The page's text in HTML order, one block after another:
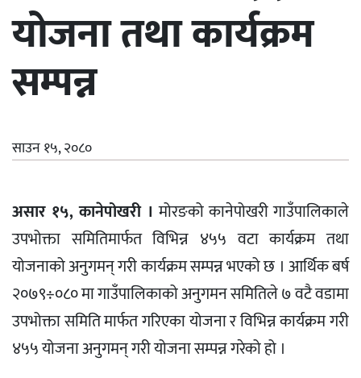
योजना तथा कार्यक्रम
सम्पन्न
साउन १५, २०८०
असार १५, कानेपोखरी । मोरङको कानेपोखरी गाउँपालिकाले
उपभोक्ता समितिमार्फत विभिन्न ४५५ वटा कार्यक्रम तथा
योजनाको अनुगमन् गरी कार्यक्रम सम्पन्न भएको छ । आर्थिक बर्ष
२०७९÷०८० मा गाउँपालिकाको अनुगमन समितिले ७ वटै वडामा
उपभोक्ता समिति मार्फत गरिएका योजना र विभिन्न कार्यक्रम गरी
४५५ योजना अनुगमन् गरी योजना सम्पन्न गरेको हो ।